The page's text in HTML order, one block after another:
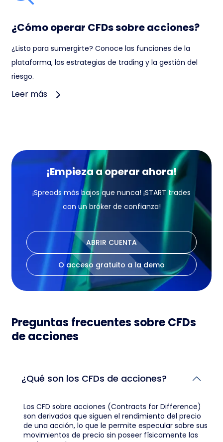
¿Cómo operar CFDs sobre acciones?
¿Listo para sumergirte? Conoce las funciones de la
plataforma, las estrategias de trading y la gestión del
riesgo.
Leer más
¡Empieza a operar ahora!
¡Spreads más bajos que nunca! ¡START trades
con un bróker de confianza!
ABRIR CUENTA
O acceso gratuito a la demo
Preguntas frecuentes sobre CFDs
de acciones
¿Qué son los CFDs de acciones?
Los CFD sobre acciones (Contracts for Difference)
son derivados que siguen el rendimiento del precio
de una acción, lo que le permite especular sobre sus
movimientos de precio sin poseer físicamente las